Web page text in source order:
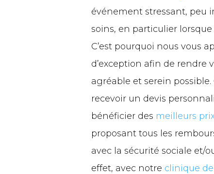
événement stressant, peu
soins, en particulier lorsque
C’est pourquoi nous vous
d’exception afin de rendre
agréable et serein
recevoir un devis
bénéficier des meilleurs
proposant tous les
avec la sécurité sociale et/
effet, avec notre clinique